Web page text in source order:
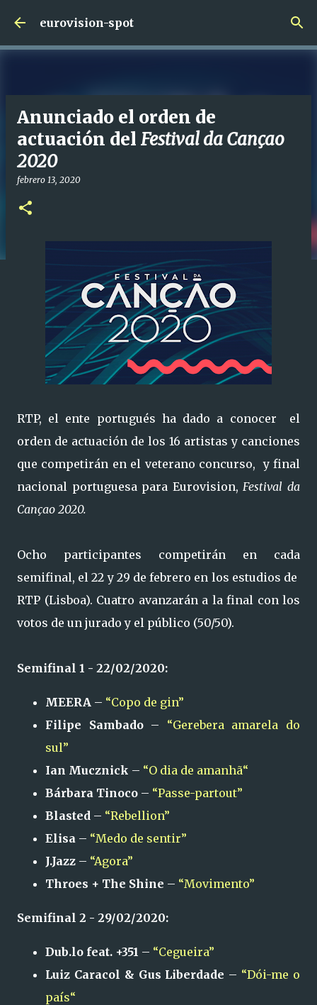
Ir al contenido principal
eurovision-spot
Anunciado el orden de
actuación del Festival da Cançao
2020
febrero 13, 2020
RTP, el ente portugués ha dado a conocer el
orden de actuación de los 16 artistas y canciones
que competirán en el veterano concurso, y final
nacional portuguesa para Eurovision,Festival da
Cançao 2020.
Ocho participantes competirán en cada
semifinal, el 22 y 29 de febrero en los estudios de
RTP (Lisboa). Cuatro avanzarán a la final con los
votos de un jurado y el público (50/50).
Semifinal 1 - 22/02/2020:
MEERA – “Copo de gin”
Filipe Sambado– “Gerebera amarela do
sul”
Ian Mucznick – “O dia de amanhã“
Bárbara Tinoco – “Passe-partout”
Blasted – “Rebellion”
Elisa – “Medo de sentir”
J.Jazz – “Agora”
Throes + The Shine – “Movimento”
Semifinal 2 - 29/02/2020:
Dub.lo feat. +351 – “Cegueira”
Luiz Caracol & Gus Liberdade – “Dói-me o
país“